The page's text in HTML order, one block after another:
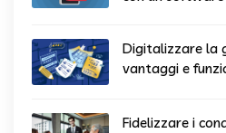
Digitalizzare la
vantaggi e
Fidelizzare i